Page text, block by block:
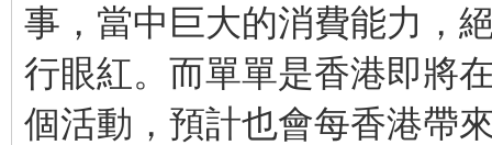
事，當中巨大的消費能力，
行眼紅。而單單是香港即將
個活動，預計也會每香港帶